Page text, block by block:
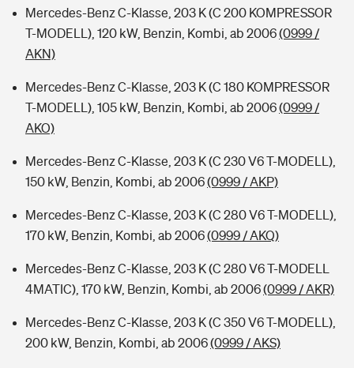
Mercedes-Benz C-Klasse, 203 K (C 200 KOMPRESSOR
T-MODELL), 120 kW, Benzin, Kombi, ab 2006(0999 /
AKN)
Mercedes-Benz C-Klasse, 203 K (C 180 KOMPRESSOR
T-MODELL), 105 kW, Benzin, Kombi, ab 2006(0999 /
AKO)
Mercedes-Benz C-Klasse, 203 K (C 230 V6 T-MODELL),
150 kW, Benzin, Kombi, ab 2006(0999 / AKP)
Mercedes-Benz C-Klasse, 203 K (C 280 V6 T-MODELL),
170 kW, Benzin, Kombi, ab 2006(0999 / AKQ)
Mercedes-Benz C-Klasse, 203 K (C 280 V6 T-MODELL
4MATIC), 170 kW, Benzin, Kombi, ab 2006(0999 / AKR)
Mercedes-Benz C-Klasse, 203 K (C 350 V6 T-MODELL),
200 kW, Benzin, Kombi, ab 2006(0999 / AKS)